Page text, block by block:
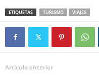
ETIQUETAS TURISMO VIAJES
Artículo anterior